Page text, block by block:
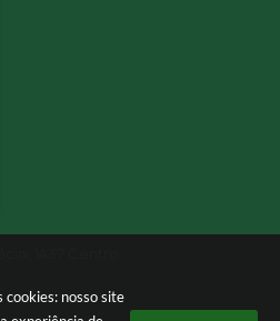
cookies: nosso site